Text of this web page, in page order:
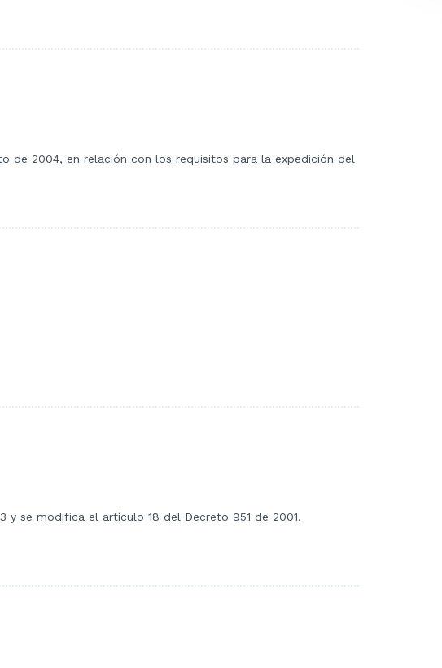
de 2004, en relación con los requisitos para la expedición del
y se modifica el artículo 18 del Decreto 951 de 2001.